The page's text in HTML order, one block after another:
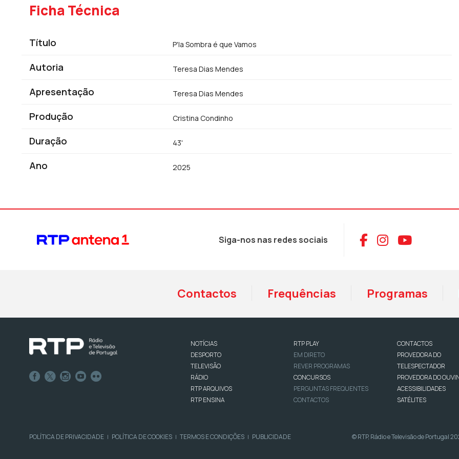
Ficha Técnica
Título P'la Sombra é que Vamos
Autoria Teresa Dias Mendes
Apresentação Teresa Dias Mendes
Produção Cristina Condinho
Duração 43'
Ano 2025
Siga-nos nas redes sociais Aceder ao
Aceder ao
Aceder
Contactos Frequências Programas
NOTÍCIAS
DESPORTO
TELEVISÃO
RÁDIO
RTP ARQUIVOS
RTP ENSINA
RTP PLAY
EM DIRETO
REVER PROGRAMAS
CONCURSOS
PERGUNTAS FREQUENTES
CONTACTOS
CONTACTOS
PROVEDORA DO
TELESPECTADOR
PROVEDORA DO
ACESSIBILIDADES
SATÉLITES
POLÍTICA DE PRIVACIDADE | POLÍTICA DE COOKIES | TERMOS E CONDIÇÕES | PUBLICIDADE © RTP, Rádio e Televisão de Portugal